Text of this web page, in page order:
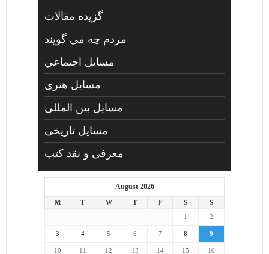
گزیده مقالات
مردم چه مي گويند
مسايل اجتماعي
مسايل هنری
مسایل بین المللی
مسایل تاریخی
معرفی و نقد کتب
August 2026
M T W T F S
S
1
2
3 4 5 6 7 8 9
10 11 12 13 14 15 16